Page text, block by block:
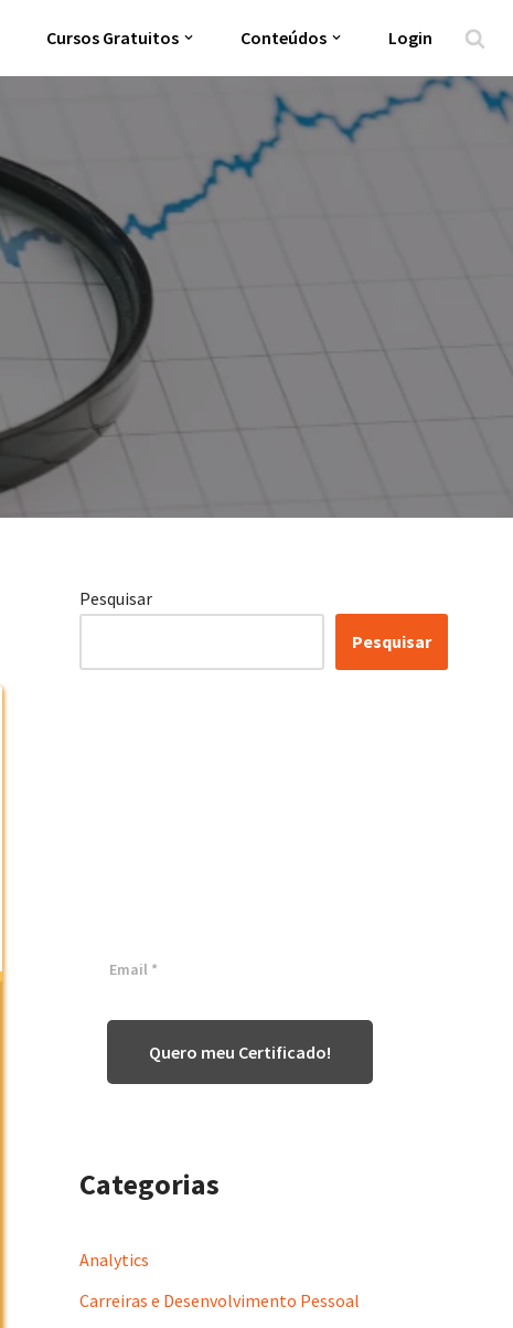
Cursos Gratuitos Conteúdos Login
Pesquisar
Pesquisar
Quero meu Certificado!
Categorias
Analytics
Carreiras e Desenvolvimento Pessoal